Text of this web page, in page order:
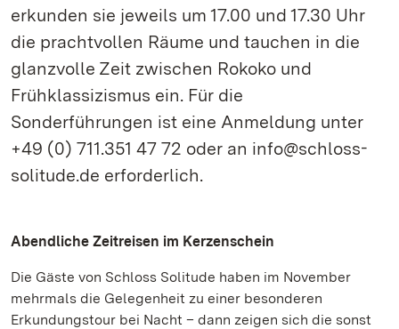
erkunden sie jeweils um 17.00 und 17.30 Uhr
die prachtvollen Räume und tauchen in die
glanzvolle Zeit zwischen Rokoko und
Frühklassizismus ein. Für die
Sonderführungen ist eine Anmeldung unter
+49 (0) 711.351 47 72 oder an info@schloss-
solitude.de erforderlich.
Abendliche Zeitreisen im Kerzenschein
Die Gäste von Schloss Solitude haben im November
mehrmals die Gelegenheit zu einer besonderen
Erkundungstour bei Nacht – dann zeigen sich die sonst